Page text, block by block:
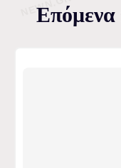
Επόμενα